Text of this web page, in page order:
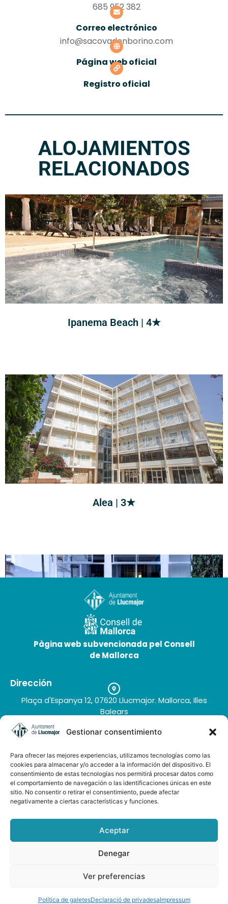
Gestionar consentimiento
Para ofrecer las mejores experiencias, utilizamos tecnologías como las
cookies para almacenar y/o acceder a la información del dispositivo. El
consentimiento de estas tecnologías nos permitirá procesar datos como
el comportamiento de navegación o las identificaciones únicas en este
sitio. No consentir o retirar el consentimiento, puede afectar
negativamente a ciertas características y funciones.
Aceptar
Denegar
Ver preferencias
Política de galetesDeclaració de privadesaImpressum
685 952 382
Correo electrónico
info@sacovadenborino.com
Página web oficial
Registro oficial
ALOJAMIENTOS
RELACIONADOS
Ipanema Beach | 4★
Alea | 3★
Gracia (Grace & Chic) | 3★
Pàgina web subvencionada pel Consell
de Mallorca
Dirección
Plaça d'Espanya 12, 07620 Llucmajor. Mallorca, Illes
Balears
Teléfono
+34 971 66 91 62
turisme@llucmajor.org
Galería de imágenes
Buzón de sugerencias
AUDIOGUÍA LLUCMAJOR ESP-ENG
© 2025 VISIT LLUCMAJOR